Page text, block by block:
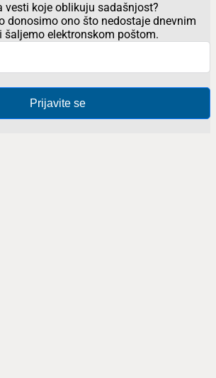
vesti koje oblikuju sadašnjost?
donosimo ono što nedostaje dnevnim
šaljemo elektronskom poštom.
Prijavite se